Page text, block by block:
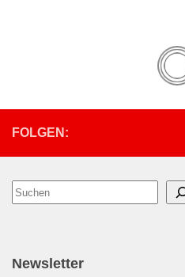
FOLGEN:
Suchen
Newsletter